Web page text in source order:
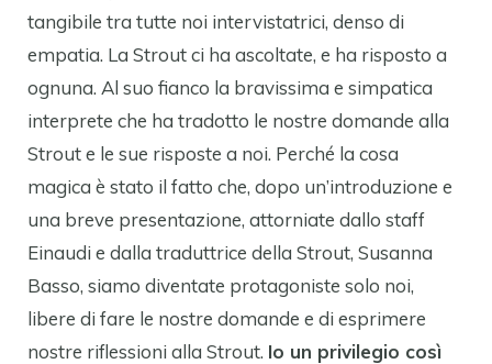
tangibile tra tutte noi intervistatrici, denso di
empatia. La Strout ci ha ascoltate, e ha risposto a
ognuna. Al suo fianco la bravissima e simpatica
interprete che ha tradotto le nostre domande alla
Strout e le sue risposte a noi. Perché la cosa
magica è stato il fatto che, dopo un’introduzione e
una breve presentazione, attorniate dallo staff
Einaudi e dalla traduttrice della Strout, Susanna
Basso, siamo diventate protagoniste solo noi,
libere di fare le nostre domande e di esprimere
nostre riflessioni alla Strout. Io un privilegio così